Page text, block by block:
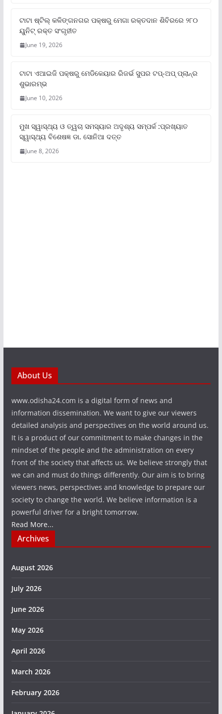
ଟାଟା ଷ୍ଟିଲ୍‌ କଳିଙ୍ଗନଗର ପକ୍ଷରୁ ମେଗା ରକ୍ତଦାନ ଶିବିରରେ ୨୮୦
ୟୁନିଟ୍‌ ରକ୍ତ ସଂଗୃହୀତ
June 19, 2026
ଟାଟା ଏଆଇଜି ପକ୍ଷରୁ ମେଡିକେୟାର ରିଜର୍ଭ ସୁପର ଟପ୍‌-ଅପ୍ ପ୍ଲାନ୍‌ର
ଶୁଭାରମ୍ଭ
June 10, 2026
ମୁଖ ସ୍ୱାସ୍ଥ୍ୟ ଓ ତ୍ୱଚା ସମସ୍ୟାର ଅଦୃଶ୍ୟ ସମ୍ପର୍କ :ପ୍ରଖ୍ୟାତ
ସ୍ୱାସ୍ଥ୍ୟ ବିଶେଷଜ୍ଞ ଡା. ସୋନିଆ ଦତ୍ତ
June 8, 2026
About Us
www.odisha24.com is a digital form of news and
information dissemination. We want to give our viewers
detailed analysis and perspectives on the world around us.
It is a product of our commitment to make changes in the
mindset of the people and the administration on every
front of the society that affects us. We believe strongly that
we can and must do things differently. Our aim is to bring
viewers news, perspectives and knowledge to prepare our
society to change the world. We believe information is a
powerful driver for a bright tomorrow.
Read More...
Archives
August 2026
July 2026
June 2026
May 2026
April 2026
March 2026
February 2026